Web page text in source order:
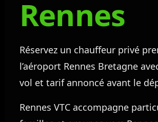
Rennes
Réservez un chauffeur privé
l’aéroport Rennes Bretagne
vol et tarif annoncé avant le
Rennes VTC accompagne